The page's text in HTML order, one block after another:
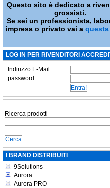
Questo sito è dedicato a
grossisti.
Se sei un professionista,
impresa o privato vai a
LOG IN PER RIVENDITORI
Indirizzo E-Mail
password
Ricerca prodotti
I BRAND DISTRIBUITI
9Solutions
Aurora
Aurora PRO